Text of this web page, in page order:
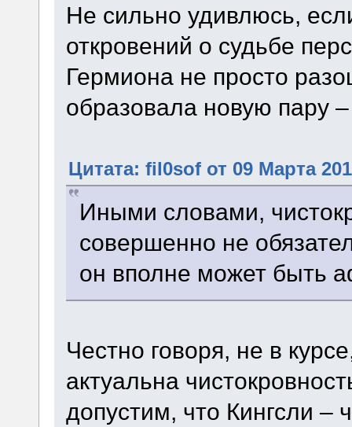
Не сильно удивлюсь,
откровений о судьбе
Гермиона не просто
образовала новую пару
Цитата: fil0sof от 09 Марта
Иными словами,
совершенно не
он вполне может быть
Честно говоря, не в
актуальна
допустим, что Кингсли –